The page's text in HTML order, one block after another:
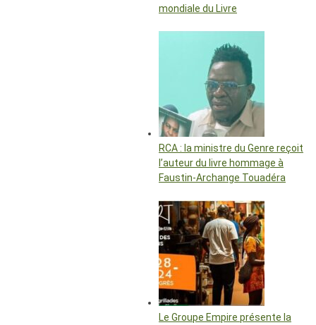
mondiale du Livre
RCA : la ministre du Genre reçoit
l’auteur du livre hommage à
Faustin-Archange Touadéra
Le Groupe Empire présente la